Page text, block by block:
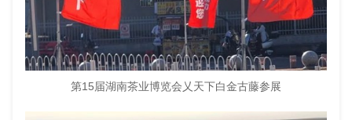
第15届湖南茶业博览会乂天下白金古藤参展